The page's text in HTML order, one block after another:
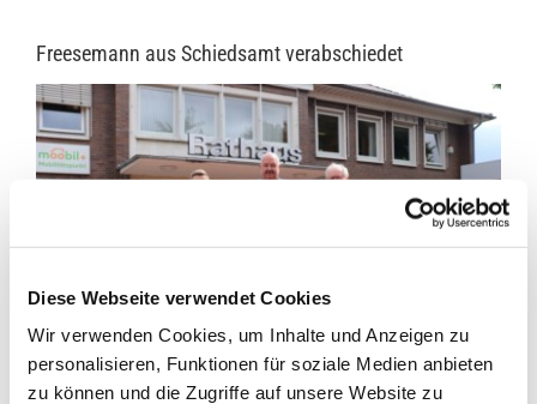
Diese Webseite verwendet Cookies
Wir verwenden Cookies, um Inhalte und Anzeigen zu
personalisieren, Funktionen für soziale Medien anbieten
zu können und die Zugriffe auf unsere Website zu
Freesemann aus Schiedsamt verabschiedet
Zeige
grösseres
Bild